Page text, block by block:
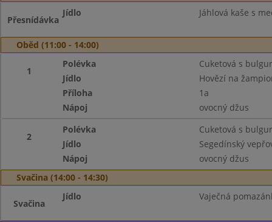
Přesnídávka
Jídlo Jáhlová kaše s
Oběd (11:00 - 14:00)
1
Polévka
Cuketová s
Jídlo
Hovězí na
Příloha
1a
Nápoj
ovocný džus
2
Polévka
Cuketová s
Jídlo
Segedínský
Nápoj
ovocný džus
Svačina (14:00 - 14:30)
Svačina
Jídlo Vaječná